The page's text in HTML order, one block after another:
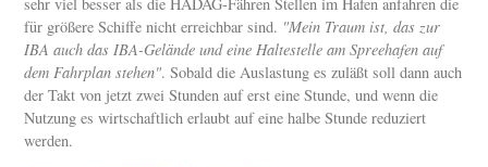
für größere Schiffe nicht erreichbar sind. "Mein Traum ist, das zur
IBA auch das IBA-Gelände und eine Haltestelle am Spreehafen auf
dem Fahrplan stehen". Sobald die Auslastung es zuläßt soll dann auch
der Takt von jetzt zwei Stunden auf erst eine Stunde, und wenn die
Nutzung es wirtschaftlich erlaubt auf eine halbe Stunde reduziert
werden.